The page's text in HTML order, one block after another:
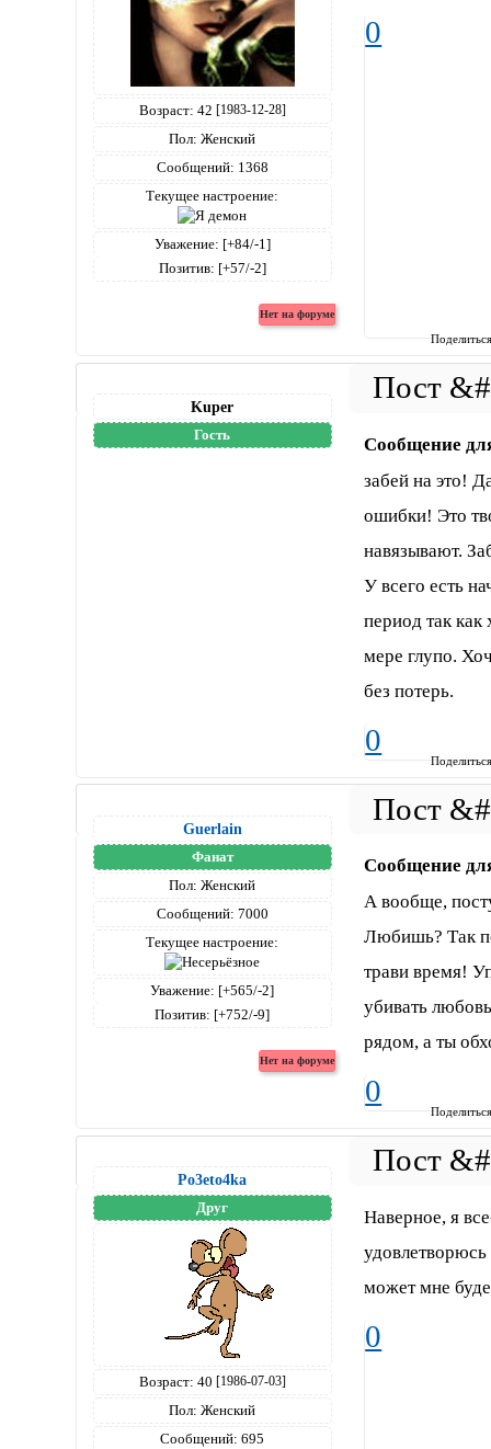
Возраст: 42 [1983-12-28]
Пол: Женский
Сообщений: 1368
Текущее настроение:
Уважение: [+84/-1]
Позитив: [+57/-2]
0
Kuper
Гость
Сообщение
забей на это!
ошибки! Это
навязывают.
У всего есть
период так
мере глупо.
без потерь.
0
Guerlain
Фанат
Пол: Женский
Сообщений: 7000
Текущее настроение:
Уважение: [+565/-2]
Позитив: [+752/-9]
Сообщение
А вообще,
Любишь? Так
трави время!
убивать
рядом, а ты
0
Po3eto4ka
Друг
Возраст: 40 [1986-07-03]
Пол: Женский
Сообщений: 695
Наверное, я
может мне
0